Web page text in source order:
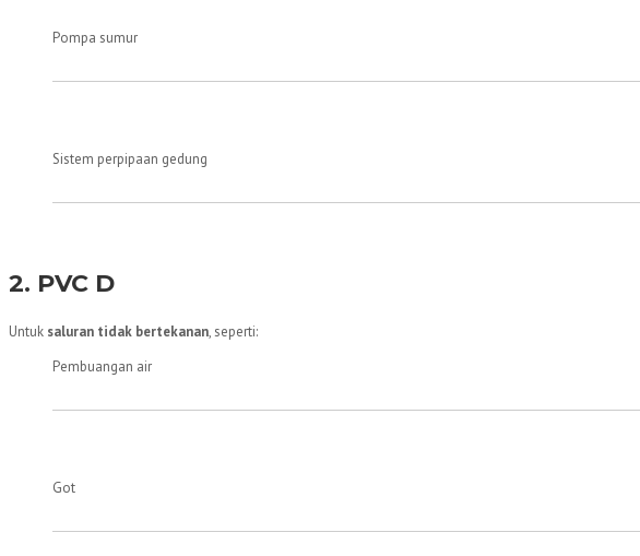
Pompa sumur
Sistem perpipaan gedung
2. PVC D
Untuk saluran tidak bertekanan, seperti:
Pembuangan air
Got